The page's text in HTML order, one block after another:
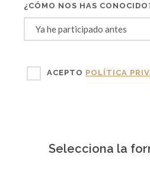
¿CÓMO NOS HAS
ACEPTO POLÍTICA
Selecciona la